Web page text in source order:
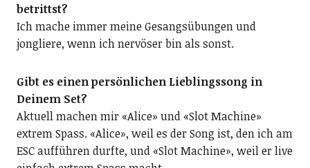
betrittst?
Ich mache immer meine Gesangsübungen und
jongliere, wenn ich nervöser bin als sonst.
Gibt es einen persönlichen Lieblingssong in
Deinem Set?
Aktuell machen mir «Alice» und «Slot Machine»
extrem Spass. «Alice», weil es der Song ist, den ich am
ESC aufführen durfte, und «Slot Machine», weil er live